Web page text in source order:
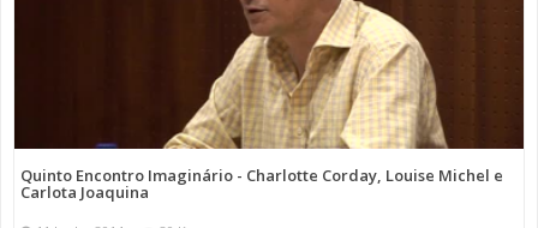
Quinto Encontro Imaginário - Charlotte Corday, Louise Michel e
Carlota Joaquina